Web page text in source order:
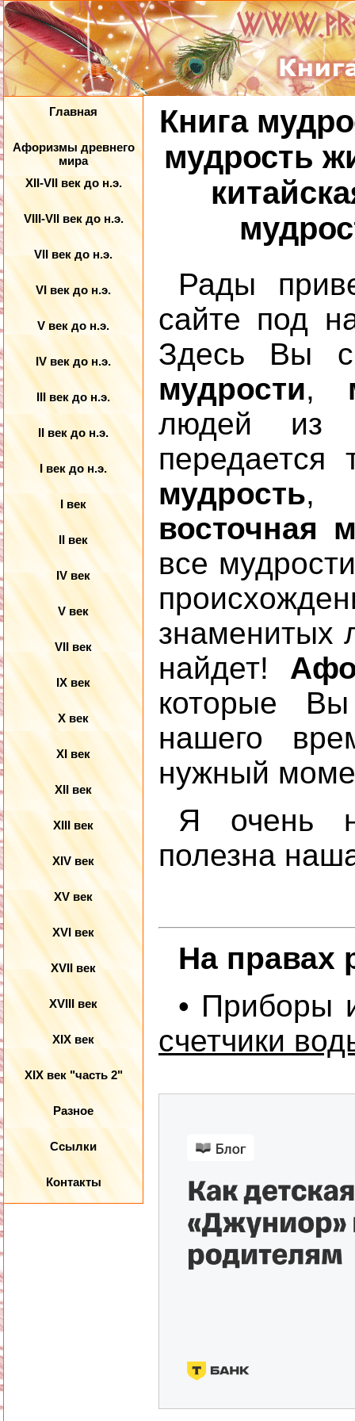
Главная
Афоризмы древнего
мира
XII-VII век до н.э.
VIII-VII век до н.э.
VII век до н.э.
VI век до н.э.
V век до н.э.
IV век до н.э.
III век до н.э.
II век до н.э.
I век до н.э.
I век
II век
IV век
V век
VII век
IX век
X век
XI век
XII век
XIII век
XIV век
XV век
XVI век
XVII век
XVIII век
XIX век
XIX век "часть 2"
Разное
Ссылки
Контакты
Книга
мудрость
Рады
сайте под
Здесь Вы
мудрости,
людей из
мудрость
восточная
все
знаменитых
найдет!
которые
нашего
нужный
Я очень
полезна
На правах
• Приборы
счетчики